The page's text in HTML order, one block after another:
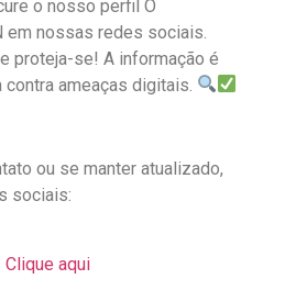
o nosso perfil O
em nossas redes sociais.
proteja-se! A informação é
ameaças digitais.
ou se manter atualizado,
sociais:
Clique aqui